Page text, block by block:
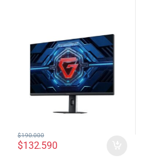
$132.590
$190.000